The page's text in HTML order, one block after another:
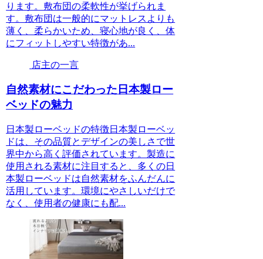
ります。敷布団の柔軟性が挙げられま
す。敷布団は一般的にマットレスよりも
薄く、柔らかいため、寝心地が良く、体
にフィットしやすい特徴があ...
店主の一言
自然素材にこだわった日本製ロー
ベッドの魅力
日本製ローベッドの特徴日本製ローベッ
ドは、その品質とデザインの美しさで世
界中から高く評価されています。製造に
使用される素材に注目すると、多くの日
本製ローベッドは自然素材をふんだんに
活用しています。環境にやさしいだけで
なく、使用者の健康にも配...